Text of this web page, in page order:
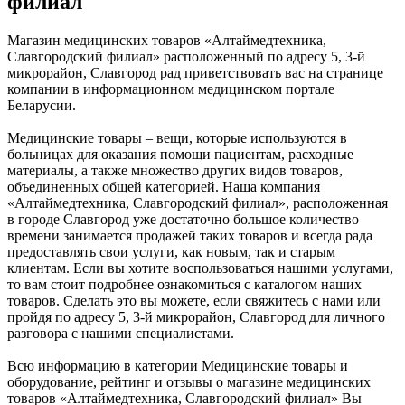
Магазин медицинских товаров «Алтаймедтехника,
Славгородский филиал» расположенный по адресу 5, 3-й
микрорайон, Славгород рад приветствовать вас на странице
компании в информационном медицинском портале
Беларусии.
Медицинские товары – вещи, которые используются в
больницах для оказания помощи пациентам, расходные
материалы, а также множество других видов товаров,
объединенных общей категорией. Наша компания
«Алтаймедтехника, Славгородский филиал», расположенная
в городе Славгород уже достаточно большое количество
времени занимается продажей таких товаров и всегда рада
предоставлять свои услуги, как новым, так и старым
клиентам. Если вы хотите воспользоваться нашими услугами,
то вам стоит подробнее ознакомиться с каталогом наших
товаров. Сделать это вы можете, если свяжитесь с нами или
пройдя по адресу 5, 3-й микрорайон, Славгород для личного
разговора с нашими специалистами.
Всю информацию в категории Медицинские товары и
оборудование, рейтинг и отзывы о магазине медицинских
товаров «Алтаймедтехника, Славгородский филиал» Вы